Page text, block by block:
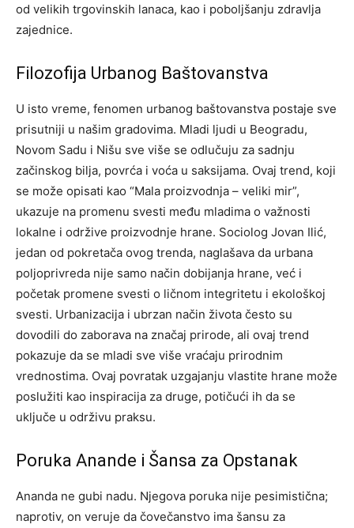
od velikih trgovinskih lanaca, kao i poboljšanju zdravlja
zajednice.
Filozofija Urbanog Baštovanstva
U isto vreme, fenomen urbanog baštovanstva postaje sve
prisutniji u našim gradovima. Mladi ljudi u Beogradu,
Novom Sadu i Nišu sve više se odlučuju za sadnju
začinskog bilja, povrća i voća u saksijama. Ovaj trend, koji
se može opisati kao “Mala proizvodnja – veliki mir”,
ukazuje na promenu svesti među mladima o važnosti
lokalne i održive proizvodnje hrane. Sociolog Jovan Ilić,
jedan od pokretača ovog trenda, naglašava da urbana
poljoprivreda nije samo način dobijanja hrane, već i
početak promene svesti o ličnom integritetu i ekološkoj
svesti. Urbanizacija i ubrzan način života često su
dovodili do zaborava na značaj prirode, ali ovaj trend
pokazuje da se mladi sve više vraćaju prirodnim
vrednostima. Ovaj povratak uzgajanju vlastite hrane može
poslužiti kao inspiracija za druge, potičući ih da se
uključe u održivu praksu.
Poruka Anande i Šansa za Opstanak
Ananda ne gubi nadu. Njegova poruka nije pesimistična;
naprotiv, on veruje da čovečanstvo ima šansu za